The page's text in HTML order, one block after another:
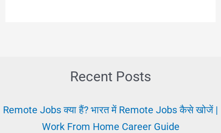
के
महत्वपूर्ण
Recent Posts
Remote Jobs क्या हैं? भारत में Remote Jobs कैसे खोजें |
Work From Home Career Guide